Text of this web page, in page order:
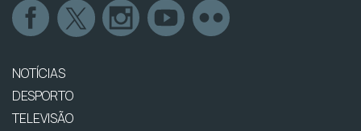
NOTÍCIAS
DESPORTO
TELEVISÃO